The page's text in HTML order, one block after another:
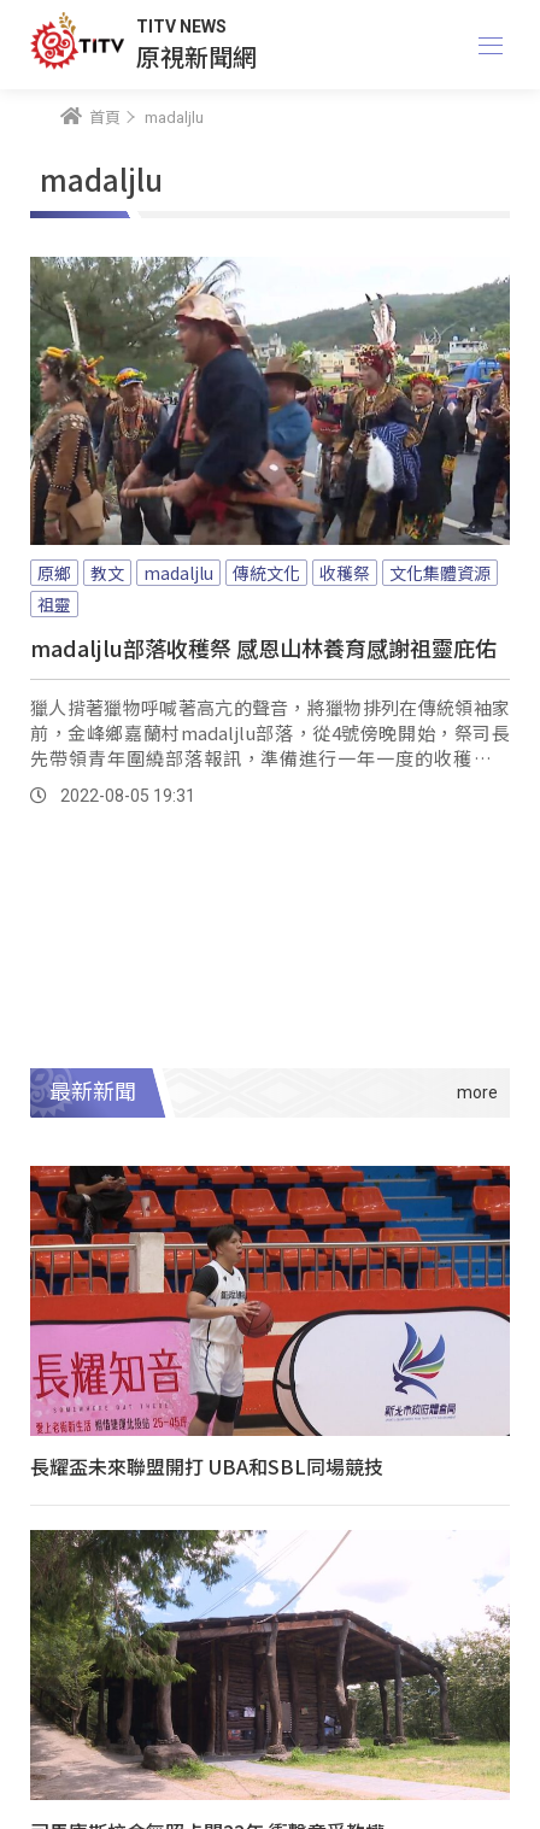
TITV NEWS
原視新聞網
首頁 madaljlu
madaljlu
原鄉 教文 madaljlu 傳統文化 收穫祭
文化集體資源
祖靈
madaljlu部落收穫祭 感恩山林養育感謝祖靈庇佑
獵人揹著獵物呼喊著高亢的聲音，將獵物排列在傳統領袖家
前，金峰鄉嘉蘭村madaljlu部落，從4號傍晚開始，祭司長
先帶領青年圍繞部落報訊，準備進行一年一度的收穫祭活
動，獵人們也跟著進行從晚上到隔天上午的團體狩獵行動。
2022-08-05 19:31
最新新聞
長耀盃未來聯盟開打 UBA和SBL同場競技